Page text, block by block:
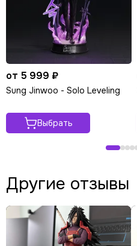
от 5 999 ₽
Sung Jinwoo - Solo Leveling
Выбрать
Другие отзывы